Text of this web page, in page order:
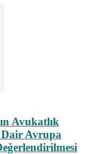
Avukatlık
Dair Avrupa